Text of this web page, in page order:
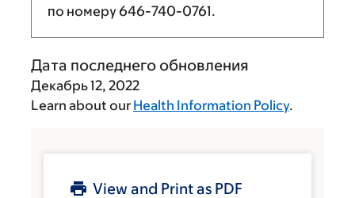
по номеру646-740-0761.
Дата последнего обновления
Декабрь 12, 2022
Learn about our Health Information Policy.
View and Print as PDF